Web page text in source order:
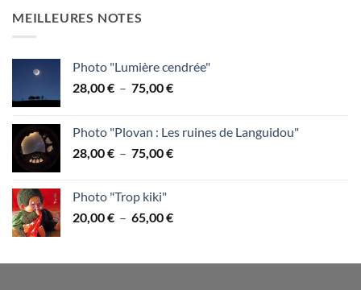
MEILLEURES NOTES
Photo "Lumière cendrée"
28,00€ – 75,00€Plage
28,00 €
à
Photo "Plovan : Les ruines de Languidou"
28,00€ – 75,00€Plage
à
Photo "Trop kiki"
20,00€ – 65,00€Plage
20,00 €